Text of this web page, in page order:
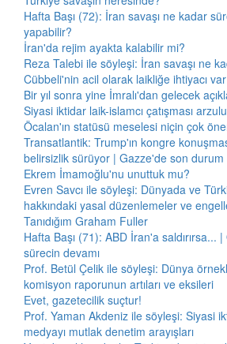
Hafta Başı (72): İran savaşı ne kadar
yapabilir?
İran'da rejim ayakta kalabilir mi?
Reza Talebi ile söyleşi: İran savaşı ne
Cübbeli'nin acil olarak laikliğe ihtiyacı var
Bir yıl sonra yine İmralı'dan gelecek
Siyasi iktidar laik-islamcı çatışması
Öcalan'ın statüsü meselesi niçin çok
Transatlantik: Trump'ın kongre
belirsizlik sürüyor | Gazze'de son durum
Ekrem İmamoğlu'nu unuttuk mu?
Evren Savcı ile söyleşi: Dünyada ve
hakkındaki yasal düzenlemeler ve
Tanıdığım Graham Fuller
Hafta Başı (71): ABD İran'a saldırırsa...
sürecin devamı
Prof. Betül Çelik ile söyleşi: Dünya
komisyon raporunun artıları ve eksileri
Evet, gazetecilik suçtur!
Prof. Yaman Akdeniz ile söyleşi: Siyasi
medyayı mutlak denetim arayışları